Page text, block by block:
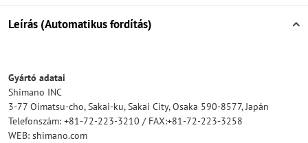
Leírás (Automatikus fordítás)
Gyártó adatai
Shimano INC
3-77 Oimatsu-cho, Sakai-ku, Sakai City, Osaka 590-8577, Japán
Telefonszám: +81-72-223-3210 / FAX:+81-72-223-3258
WEB: shimano.com